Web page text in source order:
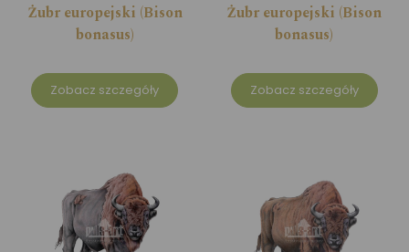
Żubr europejski (Bison
bonasus)
Zobacz szczegóły
Żubr europejski (Bison
bonasus)
Zobacz szczegóły